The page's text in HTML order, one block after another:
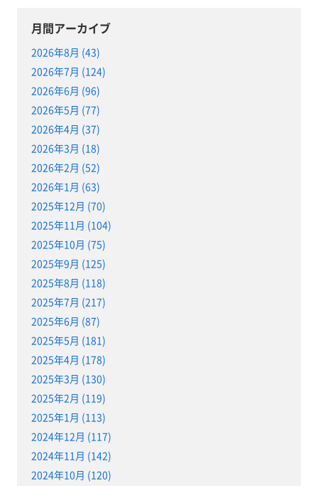
月間アーカイブ
2026年8月 (43)
2026年7月 (124)
2026年6月 (96)
2026年5月 (77)
2026年4月 (37)
2026年3月 (18)
2026年2月 (52)
2026年1月 (63)
2025年12月 (70)
2025年11月 (104)
2025年10月 (75)
2025年9月 (125)
2025年8月 (118)
2025年7月 (217)
2025年6月 (87)
2025年5月 (181)
2025年4月 (178)
2025年3月 (130)
2025年2月 (119)
2025年1月 (113)
2024年12月 (117)
2024年11月 (142)
2024年10月 (120)